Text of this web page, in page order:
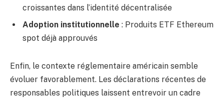
croissantes dans l’identité décentralisée
Adoption institutionnelle : Produits ETF Ethereum
spot déjà approuvés
Enfin, le contexte réglementaire américain semble
évoluer favorablement. Les déclarations récentes de
responsables politiques laissent entrevoir un cadre